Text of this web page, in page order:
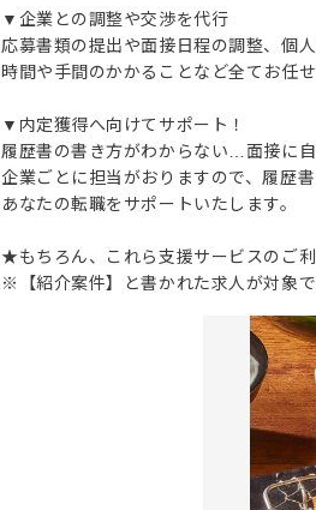
▼企業との調整や交渉を代行
応募書類の提出や面接日程の調整、個
時間や手間のかかることなど全てお任せ
▼内定獲得へ向けてサポート！
履歴書の書き方がわからない…面接に
企業ごとに担当がおりますので、履歴
あなたの転職をサポートいたします。
★もちろん、これら支援サービスのご
※【紹介案件】と書かれた求人が対象で